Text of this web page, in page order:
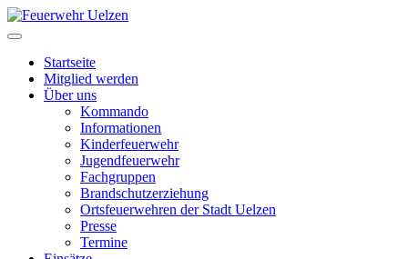
Startseite
Mitglied werden
Über uns
Kommando
Informationen
Kinderfeuerwehr
Jugendfeuerwehr
Fachgruppen
Brandschutzerziehung
Ortsfeuerwehren der Stadt Uelzen
Presse
Termine